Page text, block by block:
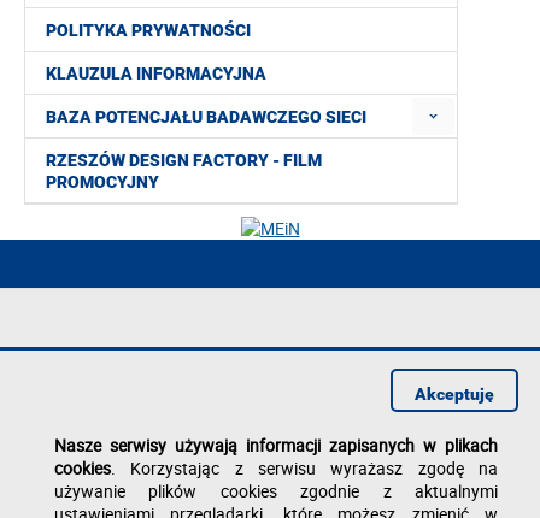
POLITYKA PRYWATNOŚCI
KLAUZULA INFORMACYJNA
BAZA POTENCJAŁU BADAWCZEGO SIECI
RZESZÓW DESIGN FACTORY - FILM
PROMOCYJNY
Deklaracja dostępności
Nasze serwisy używają informacji zapisanych w plikach
cookies. Korzystając z serwisu wyrażasz zgodę na
używanie plików cookies zgodnie z aktualnymi
Akceptuję